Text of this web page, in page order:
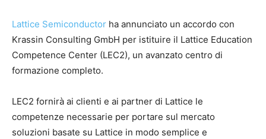
Lattice Semiconductor ha annunciato un accordo con
Krassin Consulting GmbH per istituire il Lattice Education
Competence Center (LEC2), un avanzato centro di
formazione completo.
LEC2 fornirà ai clienti e ai partner di Lattice le
competenze necessarie per portare sul mercato
soluzioni basate su Lattice in modo semplice e